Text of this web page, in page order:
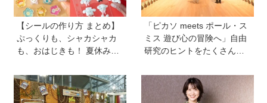
【シールの作り方 まとめ】
ぷっくりも、シャカシャカ
も、おはじきも！ 夏休みの
う♪
「ピカソ meets ポール・ス
ミス 遊び心の冒険へ」自由
研究のヒントをたくさん発
わいい♡【ゆる〜く楽しむ
美術案内】